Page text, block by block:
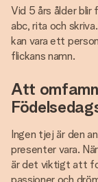
Vid 5 års ålder blir
abc, rita och
kan vara ett
flickans namn.
Att
Ingen tjej är den
presenter vara.
är det viktigt att